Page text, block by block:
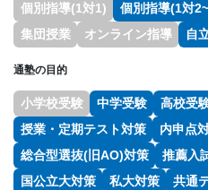
個別指導(1対1) 個別指導(1対
集団授業
オンライン指導 自
通塾の目的
小学校受験 中学受験 高校受
授業・定期テスト対策
内申点
総合型選抜(旧AO)対策
推薦入
国公立大対策
私大対策
共通